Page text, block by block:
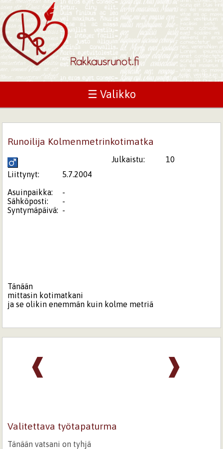
☰ Valikko
Runoilija Kolmenmetrinkotimatka
Julkaistu:
10
Liittynyt:
5.7.2004
Asuinpaikka:
-
Sähköposti:
-
Syntymäpäivä: -
Tänään
mittasin kotimatkani
ja se olikin enemmän kuin kolme metriä
❱
❰
Valitettava työtapaturma
Tänään vatsani on tyhjä